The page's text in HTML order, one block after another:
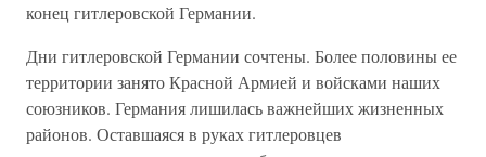
конец гитлеровской Германии.
Дни гитлеровской Германии сочтены. Более половины ее
территории занято Красной Армией и войсками наших
союзников. Германия лишилась важнейших жизненных
районов. Оставшаяся в руках гитлеровцев